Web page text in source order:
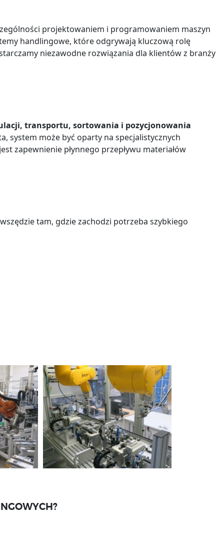
projektowaniem i programowaniem maszyn
handlingowe, które odgrywają kluczową rolę
niezawodne rozwiązania dla klientów z branży
transportu, sortowania i pozycjonowania
system może być oparty na specjalistycznych
zapewnienie płynnego przepływu materiałów
tam, gdzie zachodzi potrzeba szybkiego